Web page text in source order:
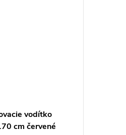
vodítko
cm červené